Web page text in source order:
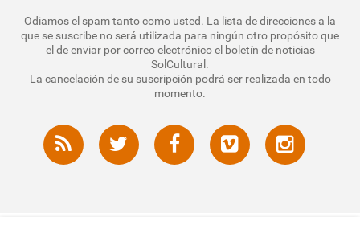
Odiamos el spam tanto como usted. La lista de direcciones a la
que se suscribe no será utilizada para ningún otro propósito que
el de enviar por correo electrónico el boletín de noticias
SolCultural.
La cancelación de su suscripción podrá ser realizada en todo
momento.